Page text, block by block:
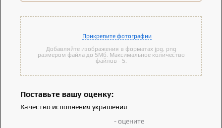
Прикрепите фотографии
Добавляйте изображения в форматах jpg, png
размером файла до 5Мб. Максимальное количество
файлов - 5.
Поставьте вашу оценку:
Качество исполнения украшения
- оцените